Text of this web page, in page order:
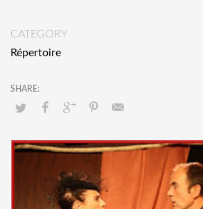
CATEGORY
Répertoire